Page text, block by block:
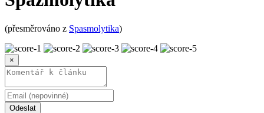
(přesměrováno z Spasmolytika)
×
Odeslat